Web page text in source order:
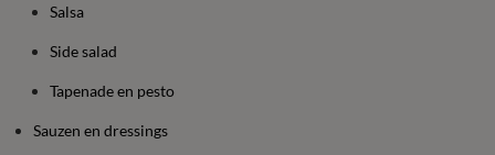
Salsa
Side salad
Tapenade en pesto
Sauzen en dressings